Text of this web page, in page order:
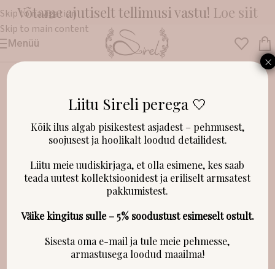
Skip to navigation
Skip to main content
Võtame ajutiselt tellimusi vastu! Loe siit
Menüü
Esileht/Riided Kombekad
LAOST OTSAS!
Liitu Sireli perega 🤍
Kõik ilus algab pisikestest asjadest – pehmusest,
soojusest ja hoolikalt loodud detailidest.
Liitu meie uudiskirjaga, et olla esimene, kes saab
teada uutest kollektsioonidest ja eriliselt armsatest
pakkumistest.
Väike kingitus sulle – 5% soodustust esimeselt ostult.
Sisesta oma e-mail ja tule meie pehmesse,
armastusega loodud maailma!
×